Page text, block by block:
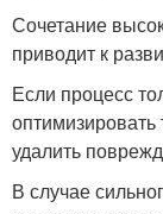
Сочетание
приводит к
Если процесс
удалить
В случае